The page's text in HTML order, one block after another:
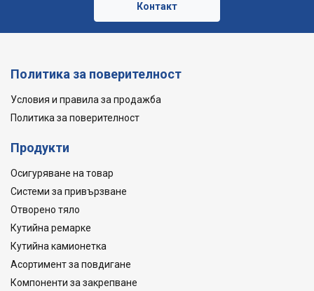
Контакт
Политика за поверителност
Условия и правила за продажба
Политика за поверителност
Продукти
Осигуряване на товар
Системи за привързване
Отворено тяло
Кутийна ремарке
Кутийна камионетка
Асортимент за повдигане
Компоненти за закрепване